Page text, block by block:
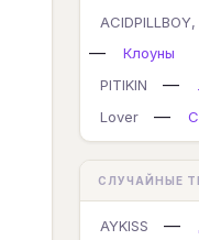
—
Клоуны
PITIKIN
—
Lover
—
СЛУЧАЙНЫЕ
AYKISS —